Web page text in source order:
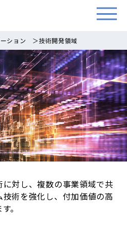
ション ＞技術開発領域
対し、複数の事業領域で共
術を強化し、付加価値の高
。